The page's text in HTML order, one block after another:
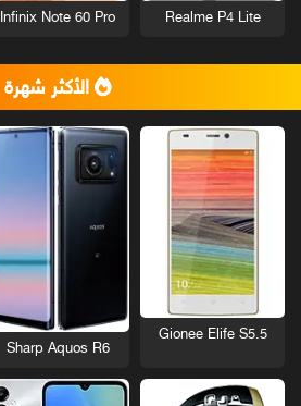
Realme P4 Lite
Infinix Note 60 Pro
الأكثر شهرة
Gionee Elife S5.5
Sharp Aquos R6